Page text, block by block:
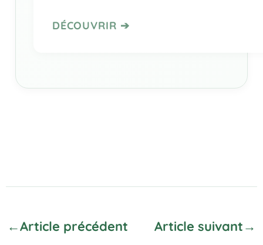
←Article précédent Article suivant→